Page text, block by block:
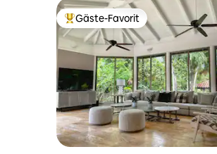
Beliebter Gäste-Favorit.
Gäste-Favorit